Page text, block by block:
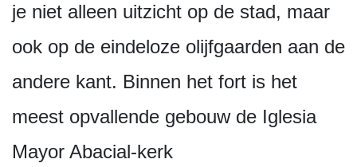
je niet alleen uitzicht op de stad, maar
ook op de eindeloze olijfgaarden aan de
andere kant. Binnen het fort is het
meest opvallende gebouw de Iglesia
Mayor Abacial-kerk